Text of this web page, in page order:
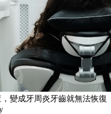
變成牙周炎牙齒就無法恢復